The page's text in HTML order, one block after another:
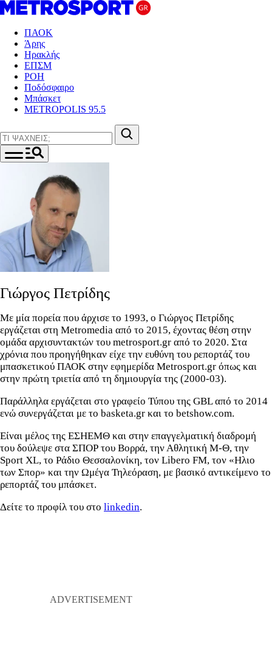
ΠΑΟΚ
Άρης
Ηρακλής
ΕΠΣΜ
ΡΟΗ
Ποδόσφαιρο
Μπάσκετ
METROPOLIS 95.5
Γιώργος Πετρίδης
Με μία πορεία που άρχισε το 1993, ο Γιώργος Πετρίδης
εργάζεται στη Metromedia από το 2015, έχοντας θέση στην
ομάδα αρχισυντακτών του metrosport.gr από το 2020. Στα
χρόνια που προηγήθηκαν είχε την ευθύνη του ρεπορτάζ του
μπασκετικού ΠΑΟΚ στην εφημερίδα Metrosport.gr όπως και
στην πρώτη τριετία από τη δημιουργία της (2000-03).
Παράλληλα εργάζεται στο γραφείο Τύπου της GBL από το 2014
ενώ συνεργάζεται με το basketa.gr και το betshow.com.
Είναι μέλος της ΕΣΗΕΜΘ και στην επαγγελματική διαδρομή
του δούλεψε στα ΣΠΟΡ του Βορρά, την Αθλητική Μ-Θ, την
Sport XL, το Ράδιο Θεσσαλονίκη, τον Libero FM, τον «Ηλιο
των Σπορ» και την Ωμέγα Τηλεόραση, με βασικό αντικείμενο το
ρεπορτάζ του μπάσκετ.
Δείτε το προφίλ του στο linkedin.